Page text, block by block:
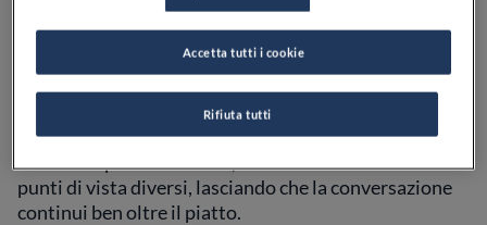
Da questa domanda nasceConversazioni a Tavola
nuovo ciclo di cene firmatoS.Pellegrinoche mette
insieme cucina, racconto e interazione attorno allo
stesso tavolo. Un format in cui il cibo diventa
occasione per raccontarsi, confrontarsi e condividere
punti di vista diversi, lasciando che la conversazione
continui ben oltre il piatto.
Rifiuta tutti
Accetta tutti i cookie